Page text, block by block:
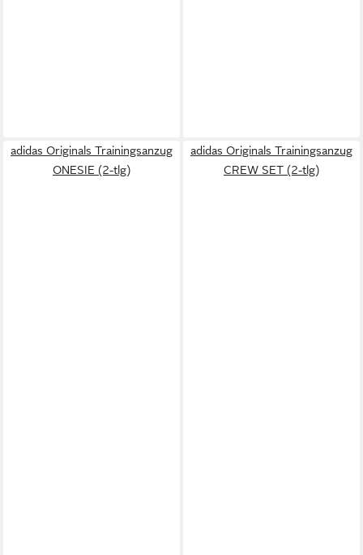
adidas Originals Trainingsanzug
ONESIE (2-tlg)
adidas Originals Trainingsanzug
CREW SET (2-tlg)